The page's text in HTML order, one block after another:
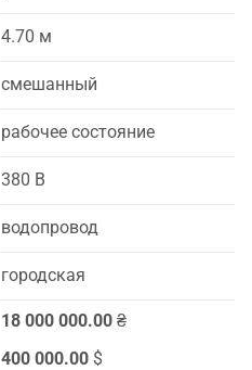
4.70 м
смешанный
рабочее состояние
380 В
водопровод
городская
18 000 000.00 ₴
400 000.00 $